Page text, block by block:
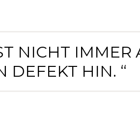
NICHT IMMER
DEFEKT HIN. “